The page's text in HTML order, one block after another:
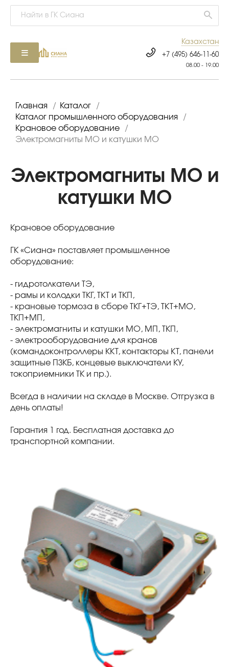
Казахстан
+7 (495) 646-11-60
08.00 - 19.00
Главная / Каталог
/
Каталог промышленного оборудования
/
Крановое оборудование
/
Электромагниты МО и катушки МО
Электромагниты МО и
катушки МО
Крановое оборудование
ГК «Сиана» поставляет промышленное
оборудование:
- гидротолкатели ТЭ,
- рамы и колодки ТКГ, ТКТ и ТКП,
- крановые тормоза в сборе ТКГ+ТЭ, ТКТ+МО,
ТКП+МП,
- электромагниты и катушки МО, МП, ТКП,
- электрооборудование для кранов
(командоконтроллеры ККТ, контакторы КТ, панели
защитные ПЗКБ, концевые выключатели КУ,
токоприемники ТК и пр.).
Всегда в наличии на складе в Москве. Отгрузка в
день оплаты!
Гарантия 1 год. Бесплатная доставка до
транспортной компании.